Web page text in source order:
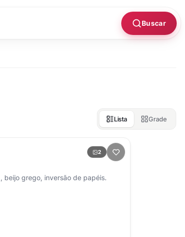
Buscar
Lista Grade
2
Realizado a combinar anal , beijo grego, inversão de papéis.